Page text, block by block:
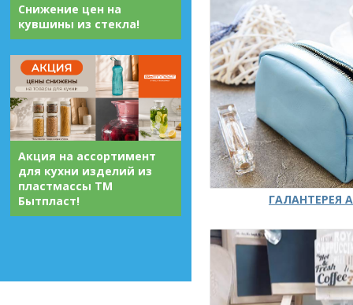
Снижение цен на
кувшины из стекла!
Акция на ассортимент
для кухни изделий из
пластмассы ТМ
Бытпласт!
ГАЛАНТЕРЕЯ